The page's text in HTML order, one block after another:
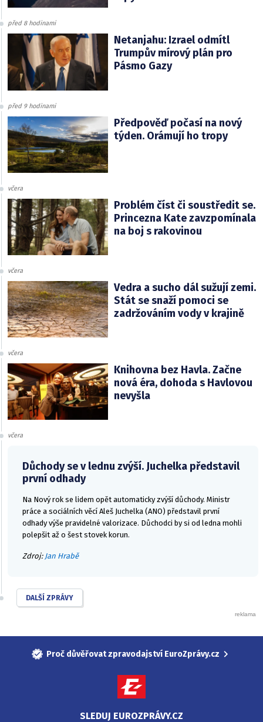
před 8 hodinami
Netanjahu: Izrael odmítl
Trumpův mírový plán pro
Pásmo Gazy
před 9 hodinami
Předpověď počasí na nový
týden. Orámují ho tropy
včera
Problém číst či soustředit se.
Princezna Kate zavzpomínala
na boj s rakovinou
včera
Vedra a sucho dál sužují zemi.
Stát se snaží pomoci se
zadržováním vody v krajině
včera
Knihovna bez Havla. Začne
nová éra, dohoda s Havlovou
nevyšla
včera
Důchody se v lednu zvýší. Juchelka představil
první odhady
Na Nový rok se lidem opět automaticky zvýší důchody. Ministr
práce a sociálních věcí Aleš Juchelka (ANO) představil první
odhady výše pravidelné valorizace. Důchodci by si od ledna mohli
polepšit až o šest stovek korun.
Zdroj: Jan Hrabě
DALŠÍ ZPRÁVY
Proč důvěřovat zpravodajství EuroZprávy.cz
SLEDUJ EUROZPRÁVY.CZ